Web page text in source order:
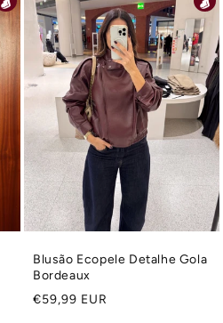
Blusão Ecopele Detalhe Gola
Bordeaux
Preço
€59,99 EUR